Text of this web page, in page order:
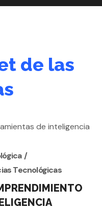
de las
Tecnológicas